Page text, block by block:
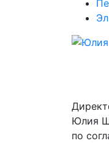
Юлия
по